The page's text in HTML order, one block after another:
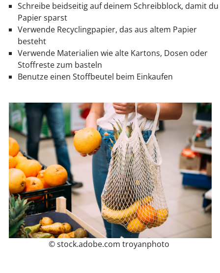
Schreibe beidseitig auf deinem Schreibblock, damit du
Papier sparst
Verwende Recyclingpapier, das aus altem Papier
besteht
Verwende Materialien wie alte Kartons, Dosen oder
Stoffreste zum basteln
Benutze einen Stoffbeutel beim Einkaufen
© stock.adobe.com troyanphoto